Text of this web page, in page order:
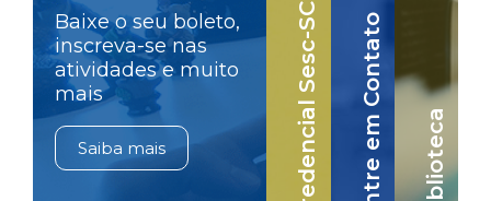
Baixe o seu boleto,
inscreva-se nas
atividades e muito
mais
Saiba mais Credencial Sesc-SC Entre em Contato Biblioteca